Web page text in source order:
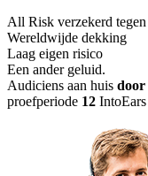
All Risk verzekerd
Wereldwijde dekking
Laag eigen risico
Een ander geluid.
Audiciens aan huis door
proefperiode 12